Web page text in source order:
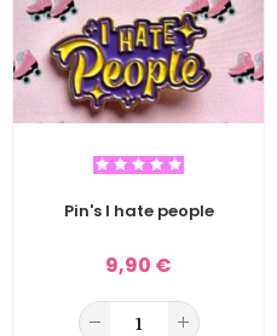
Pin's I hate people
9,90 €